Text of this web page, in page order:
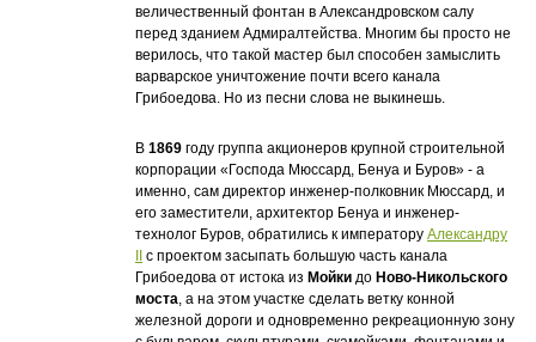
величественный фонтан в Александровском салу
перед зданием Адмиралтейства. Многим бы просто не
верилось, что такой мастер был способен замыслить
варварское уничтожение почти всего канала
Грибоедова. Но из песни слова не выкинешь.
В1869 году группа акционеров крупной строительной
корпорации «Господа Мюссард, Бенуа и Буров» - а
именно, сам директор инженер-полковник Мюссард, и
его заместители, архитектор Бенуа и инженер-
технолог Буров, обратились к императоруАлександру
II c проектом засыпать большую часть канала
Грибоедова от истока изМойки доНово-Никольского
моста , а на этом участке сделать ветку конной
железной дороги и одновременно рекреационную зону